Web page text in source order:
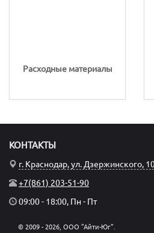
Расходные материалы
КОНТАКТЫ
г. Краснодар, ул. Дзержинского,
+7(861) 203-51-90
09:00 - 18:00, Пн - Пт
© 2009 - 2026, ООО "Айти-Юг".